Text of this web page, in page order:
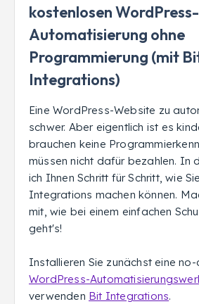
kostenlosen WordPress-
Automatisierung ohne
Programmierung (mit
Integrations)
Eine WordPress-Website zu
schwer. Aber eigentlich ist es
brauchen keine
müssen nicht dafür bezahlen. In
ich Ihnen Schritt für Schritt, wie
Integrations machen können.
mit, wie bei einem einfachen
geht's!
Installieren Sie zunächst eine
WordPress-
verwenden Bit Integrations.